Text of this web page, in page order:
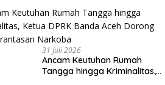
31 Juli 2026
Ancam Keutuhan Rumah
Tangga hingga Kriminalitas,